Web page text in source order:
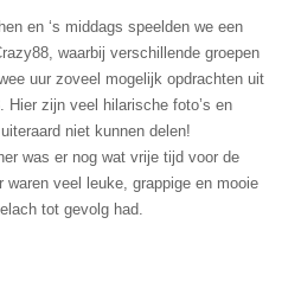
en ‘s middags speelden we een
waarbij verschillende groepen
uur zoveel mogelijk opdrachten uit
zijn veel hilarische foto’s en
niet kunnen delen!
was er nog wat vrije tijd voor de
waren veel leuke, grappige en mooie
tot gevolg had.